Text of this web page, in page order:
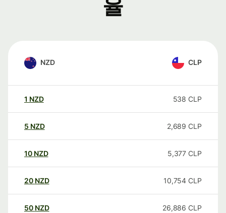
율
NZD CLP
1 NZD 538 CLP
5 NZD 2,689 CLP
10 NZD 5,377 CLP
20 NZD 10,754 CLP
50 NZD 26,886 CLP